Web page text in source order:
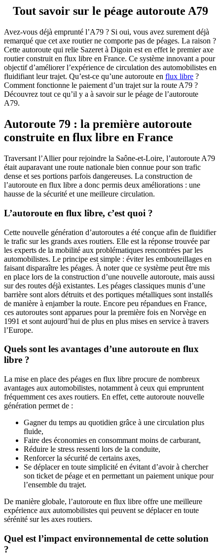
Tout savoir sur le péage autoroute A79
Avez-vous déjà emprunté l’A79 ? Si oui, vous avez surement déjà
remarqué que cet axe routier ne comporte pas de péages. La raison ?
Cette autoroute qui relie Sazeret à Digoin est en effet le premier axe
routier construit en flux libre en France. Ce système innovant a pour
objectif d’améliorer l’expérience de circulation des automobilistes en
fluidifiant leur trajet. Qu’est-ce qu’une autoroute en flux libre ?
Comment fonctionne le paiement d’un trajet sur la route A79 ?
Découvrez tout ce qu’il y a à savoir sur le péage de l’autoroute
A79.
Autoroute 79 : la première autoroute
construite en flux libre en France
Traversant l’Allier pour rejoindre la Saône-et-Loire, l’autoroute A79
était auparavant une route nationale bien connue pour son trafic
dense et ses portions parfois dangereuses. La construction de
l’autoroute en flux libre a donc permis deux améliorations : une
hausse de la sécurité et une meilleure circulation.
L’autoroute en flux libre, c’est quoi ?
Cette nouvelle génération d’autoroutes a été conçue afin de fluidifier
le trafic sur les grands axes routiers. Elle est la réponse trouvée par
les experts de la mobilité aux problématiques rencontrées par les
automobilistes. Le principe est simple : éviter les embouteillages en
faisant disparaître les péages. À noter que ce système peut être mis
en place lors de la construction d’une nouvelle autoroute, mais aussi
sur des routes déjà existantes. Les péages classiques munis d’une
barrière sont alors détruits et des portiques métalliques sont installés
de manière à enjamber la route. Encore peu répandues en France,
ces autoroutes sont apparues pour la première fois en Norvège en
1991 et sont aujourd’hui de plus en plus mises en service à travers
l’Europe.
Quels sont les avantages d’une autoroute en flux
libre ?
La mise en place des péages en flux libre procure de nombreux
avantages aux automobilistes, notamment à ceux qui empruntent
fréquemment ces axes routiers. En effet, cette autoroute nouvelle
génération permet de :
Gagner du temps au quotidien grâce à une circulation plus
fluide,
Faire des économies en consommant moins de carburant,
Réduire le stress ressenti lors de la conduite,
Renforcer la sécurité de certains axes,
Se déplacer en toute simplicité en évitant d’avoir à chercher
son ticket de péage et en permettant un paiement unique pour
l’ensemble du trajet.
De manière globale, l’autoroute en flux libre offre une meilleure
expérience aux automobilistes qui peuvent se déplacer en toute
sérénité sur les axes routiers.
Quel est l’impact environnemental de cette solution
?